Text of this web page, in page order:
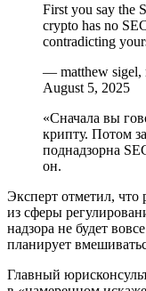
First you say the
crypto has no
contradicting
— matthew sigel,
August 5, 2025
«Сначала вы
крипту. Потом
поднадзорна
он.
Эксперт отметил, что
из сферы
надзора не будет
планирует
Главный